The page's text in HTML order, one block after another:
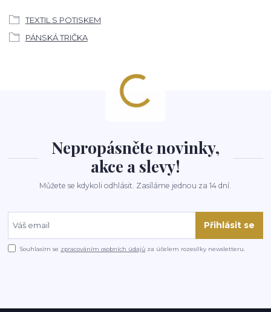
TEXTIL S POTISKEM
PÁNSKÁ TRIČKA
Nepropásněte novinky,
akce a slevy!
Můžete se kdykoli odhlásit. Zasíláme jednou za 14 dní.
Přihlásit se
Souhlasím se zpracováním osobních údajů za účelem rozesílky newsletteru.